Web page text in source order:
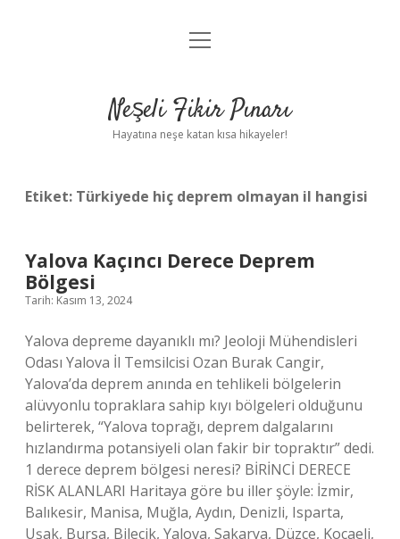
Anasayfa
Yasal Uyarı
menüyü
Neşeli Fikir Pınarı
Hayatına neşe katan kısa hikayeler!
Etiket: Türkiyede hiç deprem olmayan il hangisi
Yalova Kaçıncı Derece Deprem
Bölgesi
Tarih: Kasım 13, 2024
Yalova depreme dayanıklı mı? Jeoloji Mühendisleri
Odası Yalova İl Temsilcisi Ozan Burak Cangir,
Yalova’da deprem anında en tehlikeli bölgelerin
alüvyonlu topraklara sahip kıyı bölgeleri olduğunu
belirterek, “Yalova toprağı, deprem dalgalarını
hızlandırma potansiyeli olan fakir bir topraktır” dedi.
1 derece deprem bölgesi neresi? BİRİNCİ DERECE
RİSK ALANLARI Haritaya göre bu iller şöyle: İzmir,
Balıkesir, Manisa, Muğla, Aydın, Denizli, Isparta,
Uşak, Bursa, Bilecik, Yalova, Sakarya, Düzce, Kocaeli,